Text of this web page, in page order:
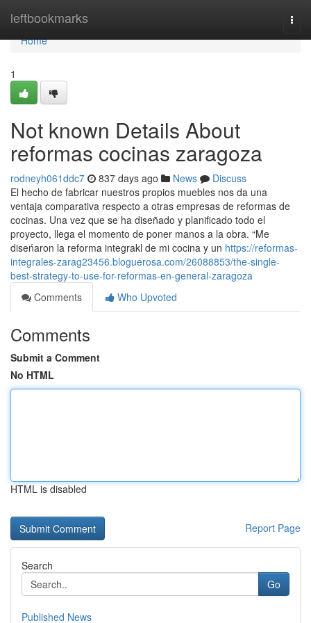
leftbookmarks
Home
Home
1
Not known Details About
reformas cocinas zaragoza
rodneyh061ddc7 837 days ago News
Discuss
El hecho de fabricar nuestros propios muebles nos da una
ventaja comparativa respecto a otras empresas de reformas de
cocinas. Una vez que se ha diseñado y planificado todo el
proyecto, llega el momento de poner manos a la obra. “Me
diseńaron la reforma integrakl de mi cocina y un https://reformas-
integrales-zarag23456.bloguerosa.com/26088853/the-single-
best-strategy-to-use-for-reformas-en-general-zaragoza
Comments
Who Upvoted
Comments
Submit a Comment
No HTML
HTML is disabled
Report Page
Search
Go
Published News